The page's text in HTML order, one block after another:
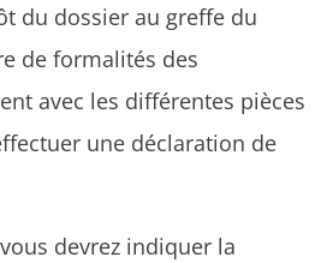
du dossier au greffe du
de formalités des
avec les différentes pièces
une déclaration de
devrez indiquer la